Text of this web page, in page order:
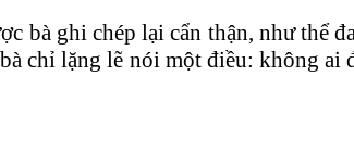
bà ghi chép lại cẩn thận, như thể
chỉ lặng lẽ nói một điều: không ai